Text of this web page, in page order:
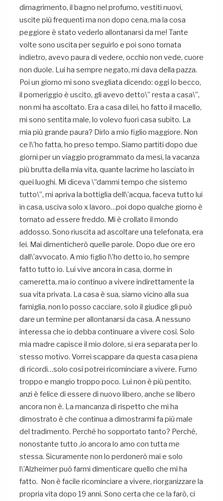
dimagrimento, il bagno nel profumo, vestiti nuovi,
uscite più frequenti ma non dopo cena, ma la cosa
peggiore è stato vederlo allontanarsi da me! Tante
volte sono uscita per seguirlo e poi sono tornata
indietro, avevo paura di vedere, occhio non vede, cuore
non duole. Lui ha sempre negato, mi dava della pazza.
Poi un giorno mi sono svegliata dicendo: oggi lo becco,
il pomeriggio è uscito, gli avevo detto\” resta a casa\”,
non mi ha ascoltato. Era a casa di lei, ho fatto il macello,
mi sono sentita male, lo volevo fuori casa subito. La
mia più grande paura? Dirlo a mio figlio maggiore. Non
ce l\’ho fatta, ho preso tempo. Siamo partiti dopo due
giorni per un viaggio programmato da mesi, la vacanza
più brutta della mia vita, quante lacrime ho lasciato in
quei luoghi. Mi diceva \”dammi tempo che sistemo
tutto\”, mi apriva la bottiglia dell\’acqua, faceva tutto lui
in casa, usciva solo x lavoro…poi dopo qualche giorno è
tornato ad essere freddo. Mi è crollato il mondo
addosso. Sono riuscita ad ascoltare una telefonata, era
lei. Mai dimenticherò quelle parole. Dopo due ore ero
dall\’avvocato. A mio figlio l\’ho detto io, ho sempre
fatto tutto io. Lui vive ancora in casa, dorme in
cameretta, ma io continuo a vivere indirettamente la
sua vita privata. La casa è sua, siamo vicino alla sua
famiglia, non lo posso cacciare, solo il giudice gli può
dare un termine per allontanarsi da casa. A nessuno
interessa che io debba continuare a vivere così. Solo
mia madre capisce il mio dolore, si era separata per lo
stesso motivo. Vorrei scappare da questa casa piena
di ricordi…solo così potrei ricominciare a vivere. Fumo
troppo e mangio troppo poco. Lui non è più pentito,
anzi è felice di essere di nuovo libero, anche se libero
ancora non è. La mancanza di rispetto che mi ha
dimostrato è che continua a dimostrarmi fa più male
del tradimento. Perché ho sopportato tanto? Perché,
nonostante tutto ,io ancora lo amo con tutta me
stessa. Sicuramente non lo perdonerò mai e solo
l\’Alzheimer può farmi dimenticare quello che mi ha
fatto. Non è facile ricominciare a vivere, riorganizzare la
propria vita dopo 19 anni. Sono certa che ce la farò, ci